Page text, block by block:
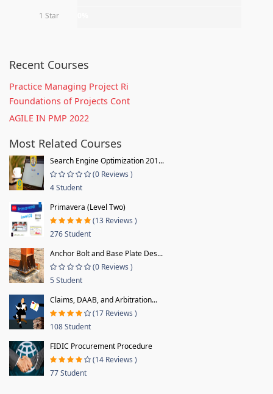
1 Star
Recent Courses
Practice Managing Project Ri
Foundations of Projects Cont
AGILE IN PMP 2022
Most Related Courses
Search Engine Optimization 201...
(0 Reviews )
4 Student
Primavera (Level Two)
(13 Reviews )
276 Student
Anchor Bolt and Base Plate Des...
(0 Reviews )
5 Student
Claims, DAAB, and Arbitration...
(17 Reviews )
108 Student
FIDIC Procurement Procedure
(14 Reviews )
77 Student